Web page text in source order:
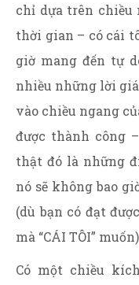
chỉ dựa trên chiều
thời gian – có cái
giờ mang đến tự
nhiều những lời
vào chiều ngang
được thành công
thật đó là những
nó sẽ không bao
(dù bạn có đạt
mà “CÁI TÔI”
Có một chiều